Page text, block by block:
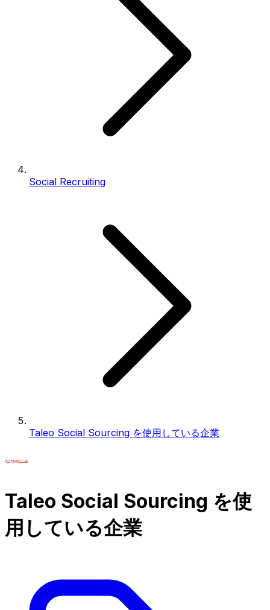
Social Recruiting
Taleo Social Sourcing を使用している企業
Taleo Social Sourcing を使
用している企業